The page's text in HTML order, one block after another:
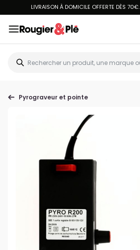
LIVRAISON À DOMICILE OFFERTE DÈS 70€.
Pyrograveur et pointe